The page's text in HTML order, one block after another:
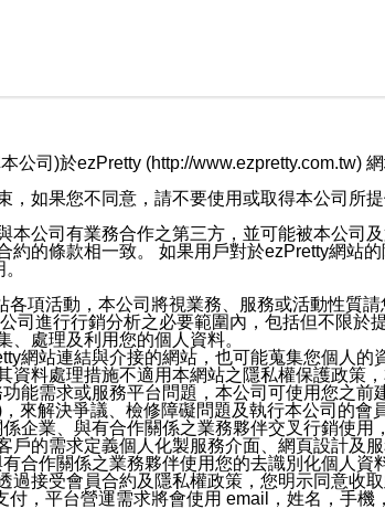
公司)於ezPretty (http://www.ezpretty.com.tw)
如果您不同意，請不要使用或取得本公司所提
公司有業務合作之第三方，並可能被本公司
的條款相一致。 如果用戶對於ezPretty網站
項活動，本公司將視業務、服務或活動性質
司進行行銷分析之必要範圍內，包括但不限
處理及利用您的個人資料。
網站連結與介接的網站，也可能蒐集您個人
料處理措施不適用本網站之隱私權保護政策
能需求或服務平台問題，本公司可使用您之
來解決爭議、檢修障礙問題及執行本公司的會
企業、與有合作關係之業務夥伴交叉行銷使
的需求定義個人化製服務介面、網頁設計及
合作關係之業務夥伴使用您的去識別化個人
接受會員合約及隱私權政策，您明示同意收
，平台營運需求將會使用 email，姓名，手